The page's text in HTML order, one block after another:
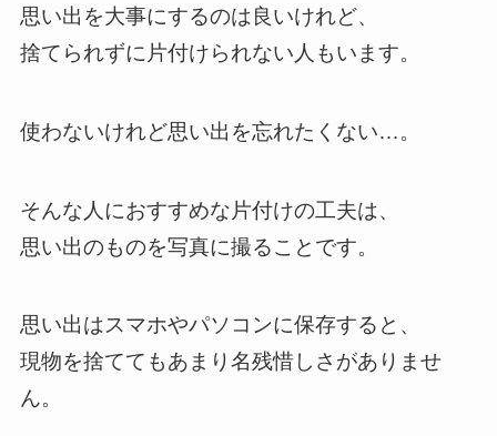
思い出を大事にするのは良いけれど、
捨てられずに片付けられない人もいます。
使わないけれど思い出を忘れたくない…。
そんな人におすすめな片付けの工夫は、
思い出のものを写真に撮ることです。
思い出はスマホやパソコンに保存すると、
現物を捨ててもあまり名残惜しさがありませ
ん。